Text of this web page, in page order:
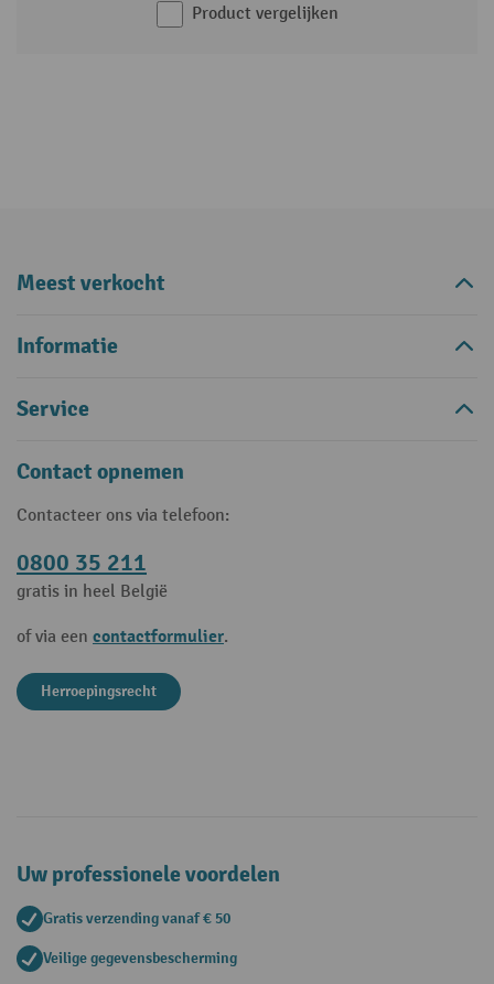
Product vergelijken
Meest verkocht
Informatie
Service
Contact opnemen
Contacteer ons via telefoon:
0800 35 211
gratis in heel België
of via een contactformulier.
Herroepingsrecht
Uw professionele voordelen
Gratis verzending vanaf € 50
Veilige gegevensbescherming